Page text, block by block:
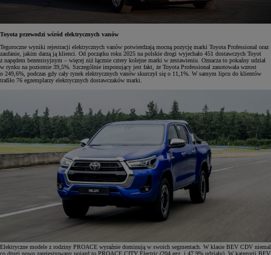
Toyota przewodzi wśród elektrycznych vanów
Tegoroczne wyniki rejestracji elektrycznych vanów potwierdzają mocną pozycję marki Toyota Professional oraz
zaufanie, jakim darzą ją klienci. Od początku roku 2025 na polskie drogi wyjechało 451 dostawczych Toyot
z napędem bezemisyjnym – więcej niż łącznie cztery kolejne marki w zestawieniu. Oznacza to pokaźny udział
w rynku na poziomie 39,5%. Szczególnie imponujący jest fakt, że Toyota Professional zanotowała wzrost
o 249,6%, podczas gdy cały rynek elektrycznych vanów skurczył się o 11,1%. W samym lipcu do klientów
trafiło 76 egzemplarzy elektrycznych dostawczaków marki.
Elektryczne modele z rodziny PROACE wyraźnie dominują w swoich segmentach. W klasie BEV CDV niemal
co drugi nowo zarejestrowany pojazd to PROACE CITY Electric (204 egz. i 47,9% udziału). W kategorii BEV